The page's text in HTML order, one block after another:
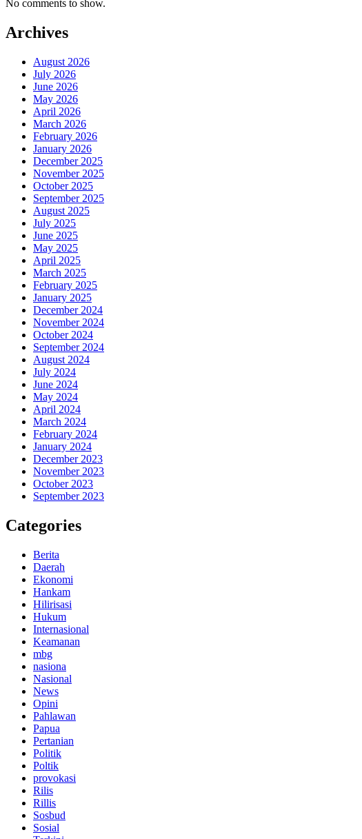
No comments to show.
Archives
August 2026
July 2026
June 2026
May 2026
April 2026
March 2026
February 2026
January 2026
December 2025
November 2025
October 2025
September 2025
August 2025
July 2025
June 2025
May 2025
April 2025
March 2025
February 2025
January 2025
December 2024
November 2024
October 2024
September 2024
August 2024
July 2024
June 2024
May 2024
April 2024
March 2024
February 2024
January 2024
December 2023
November 2023
October 2023
September 2023
Categories
Berita
Daerah
Ekonomi
Hankam
Hilirisasi
Hukum
Internasional
Keamanan
mbg
nasiona
Nasional
News
Opini
Pahlawan
Papua
Pertanian
Politik
Poltik
provokasi
Rilis
Rillis
Sosbud
Sosial